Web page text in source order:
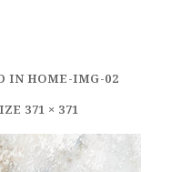
IN HOME-IMG-02
371 × 371